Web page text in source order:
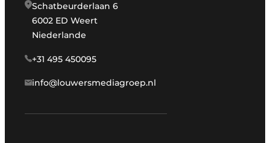
Schatbeurderlaan 6
6002 ED Weert
Niederlande
+31 495 450095
info@louwersmediagroep.nl